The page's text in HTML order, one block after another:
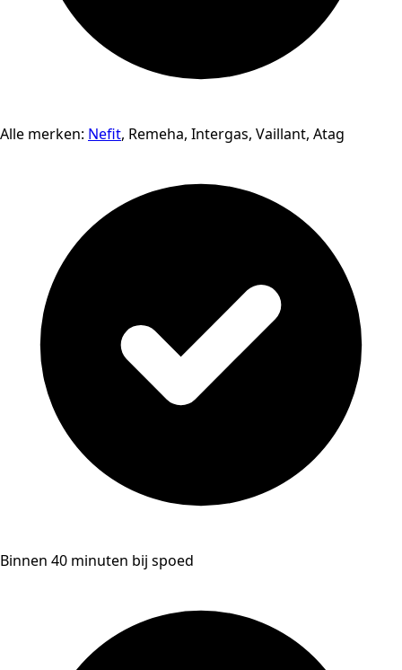
Alle merken: Nefit, Remeha, Intergas, Vaillant, Atag
Binnen 40 minuten bij spoed